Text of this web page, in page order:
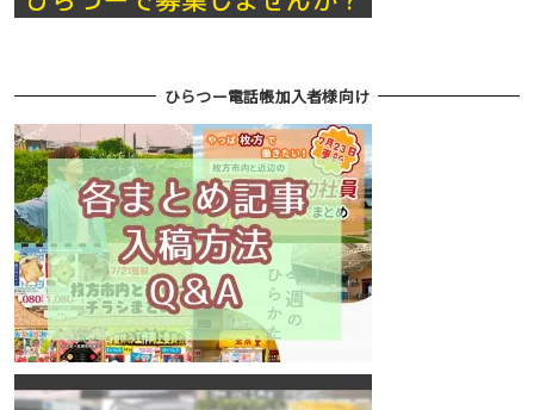
ひらつー電話帳加入者様向け